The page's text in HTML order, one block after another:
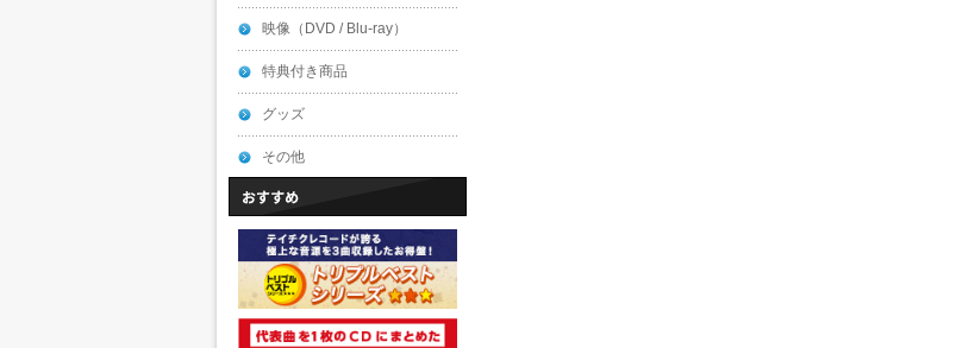
映像（DVD / Blu-ray）
特典付き商品
グッズ
その他